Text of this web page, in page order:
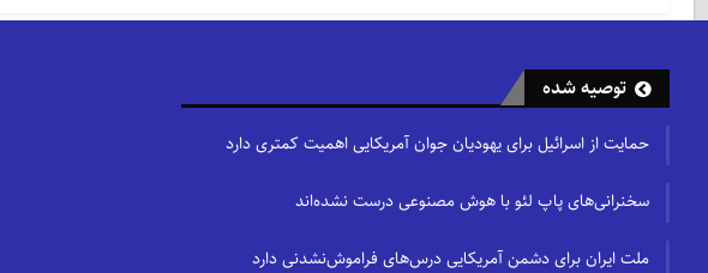
توصیه شده
حمایت از اسرائیل برای یهودیان جوان آمریکایی اهمیت کمتری دارد
سخنرانی‌های پاپ لئو با هوش مصنوعی درست نشده‌اند
ملت ایران برای دشمن آمریکایی درس‌های فراموش‌نشدنی دارد